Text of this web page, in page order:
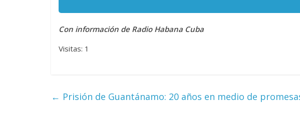
Con información de Radio Habana Cuba
Visitas: 1
← Prisión de Guantánamo: 20 años en medio de